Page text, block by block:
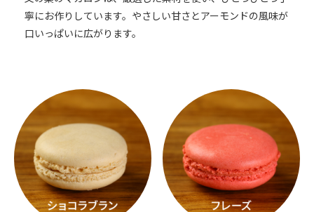
寧にお作りしています。やさしい甘さとアーモンドの風味が
口いっぱいに広がります。